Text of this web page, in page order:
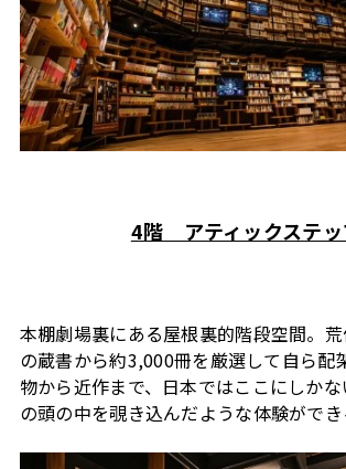
4階 アティックステッ
本棚劇場裏にある屋根裏的階段空間。
の蔵書から約3,000冊を厳選して自ら配
物から近作まで、日本ではここにしか
の頭の中を覗き込んだような体験ができ